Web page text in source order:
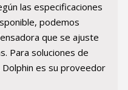
las especificaciones
podemos
que se ajuste
Para soluciones de
es su proveedor